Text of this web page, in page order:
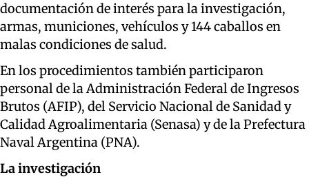
documentación de interés para la investigación,
armas, municiones, vehículos y 144 caballos en
malas condiciones de salud.
En los procedimientos también participaron
personal de la Administración Federal de Ingresos
Brutos (AFIP), del Servicio Nacional de Sanidad y
Calidad Agroalimentaria (Senasa) y de la Prefectura
Naval Argentina (PNA).
La investigación